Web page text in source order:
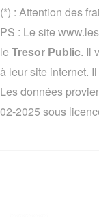
(*) : Attention des
PS : Le site
le Tresor Public. Il
à leur site internet.
Les données
02-2025 sous